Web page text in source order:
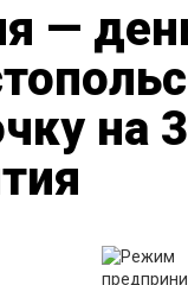
—
на